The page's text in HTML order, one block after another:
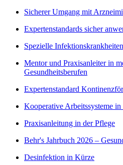
Sicherer Umgang mit
Expertenstandards sicher
Spezielle
Mentor und Praxisanleiter in
Gesundheitsberufen
Expertenstandard
Kooperative Arbeitssysteme
Praxisanleitung in der Pflege
Behr's Jahrbuch 2026 –
Desinfektion in Kürze